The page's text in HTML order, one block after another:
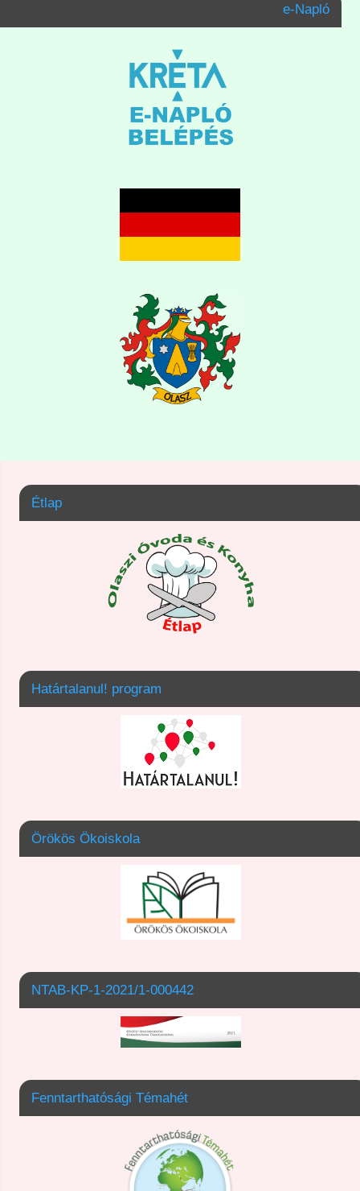
e-Napló
Étlap
Határtalanul! program
Örökös Ökoiskola
NTAB-KP-1-2021/1-000442
Fenntarthatósági Témahét